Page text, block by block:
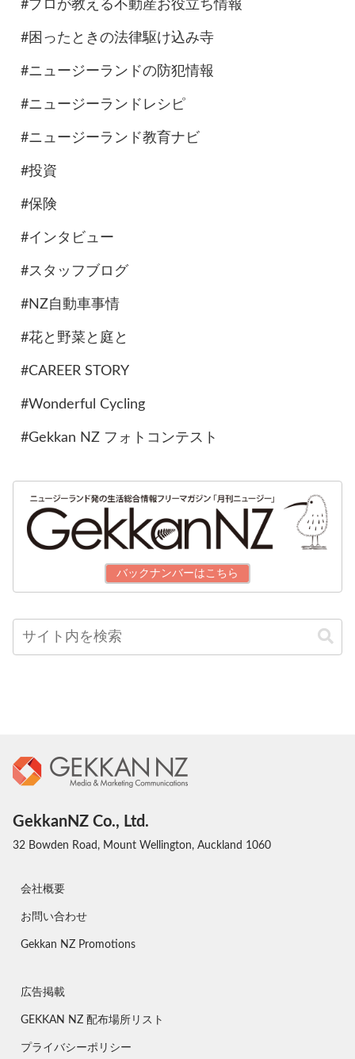
#プロが教える不動産お役立ち情報
#困ったときの法律駆け込み寺
#ニュージーランドの防犯情報
#ニュージーランドレシピ
#ニュージーランド教育ナビ
#投資
#保険
#インタビュー
#スタッフブログ
#NZ自動車事情
#花と野菜と庭と
#CAREER STORY
#Wonderful Cycling
#Gekkan NZ フォトコンテスト
バックナンバーはこちら
GekkanNZ Co., Ltd.
32 Bowden Road, Mount Wellington, Auckland 1060
会社概要
お問い合わせ
Gekkan NZ Promotions
広告掲載
GEKKAN NZ 配布場所リスト
プライバシーポリシー